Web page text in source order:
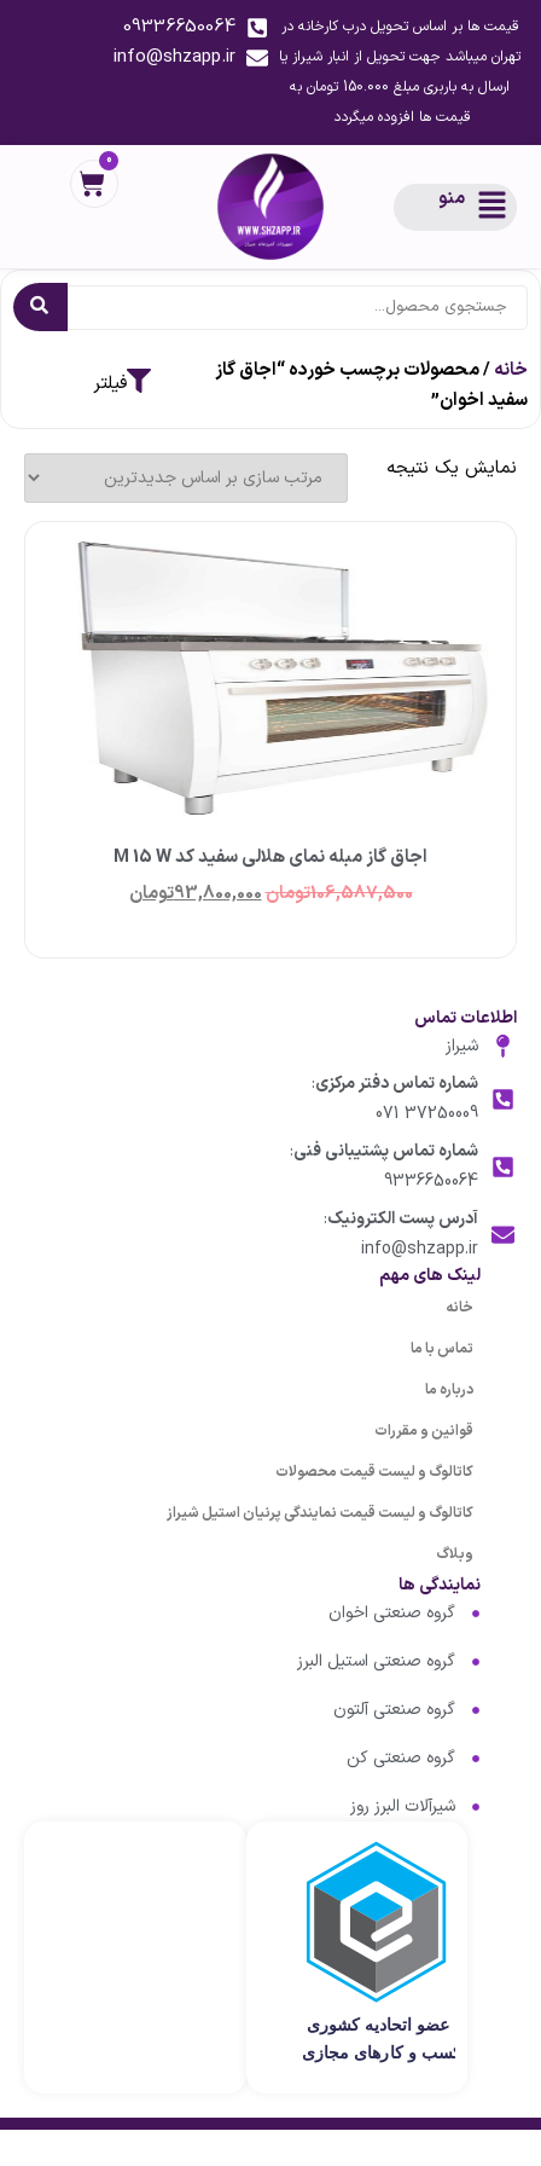
قیمت ها بر اساس تحویل درب کارخانه در
تهران میباشد جهت تحویل از انبار شیراز یا
ارسال به باربری مبلغ 150.000 تومان به
قیمت ها افزوده میگردد
09336650064
info@shzapp.ir
منو
0
خانه/ محصولات برچسب خورده “اجاق گاز
سفید اخوان”
نمایش یک نتیجه
اجاق گاز مبله نمای هلالی سفید کد M 15 W
106,587,500تومان93,800,000تومان
اطلاعات تماس
شیراز
شماره تماس دفتر مرکزی:
37250009 071
شماره تماس پشتیبانی فنی:
9336650064
آدرس پست الکترونیک:
info@shzapp.ir
لینک های مهم
خانه
تماس با ما
درباره ما
قوانین و مقررات
کاتالوگ و لیست قیمت محصولات
کاتالوگ و لیست قیمت نمایندگی پرنیان استیل شیراز
وبلاگ
نمایندگی ها
گروه صنعتی اخوان
گروه صنعتی استیل البرز
گروه صنعتی آلتون
گروه صنعتی کن
شیرآلات البرز روز